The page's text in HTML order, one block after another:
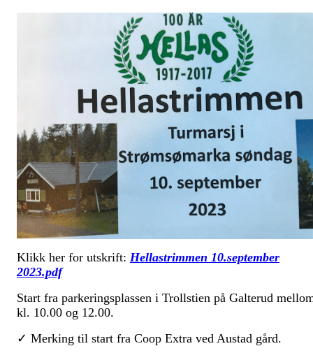
Klikk her for utskrift: Hellastrimmen 10.september
2023.pdf
Start fra parkeringsplassen i Trollstien på Galterud
kl. 10.00 og 12.00.
✓ Merking til start fra Coop Extra ved Austad gård.